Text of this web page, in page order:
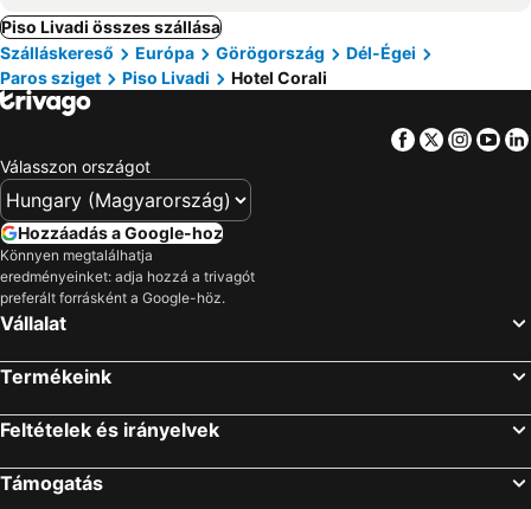
Piso Livadi összes szállása
Szálláskereső
Európa Görögország
Dél-Égei
Paros sziget
Piso Livadi Hotel Corali
Facebook
Twitter
Válasszon országot
Hozzáadás a Google-hoz
Könnyen megtalálhatja
eredményeinket: adja hozzá a trivagót
preferált forrásként a Google-höz.
Vállalat
Termékeink
Feltételek és irányelvek
Támogatás